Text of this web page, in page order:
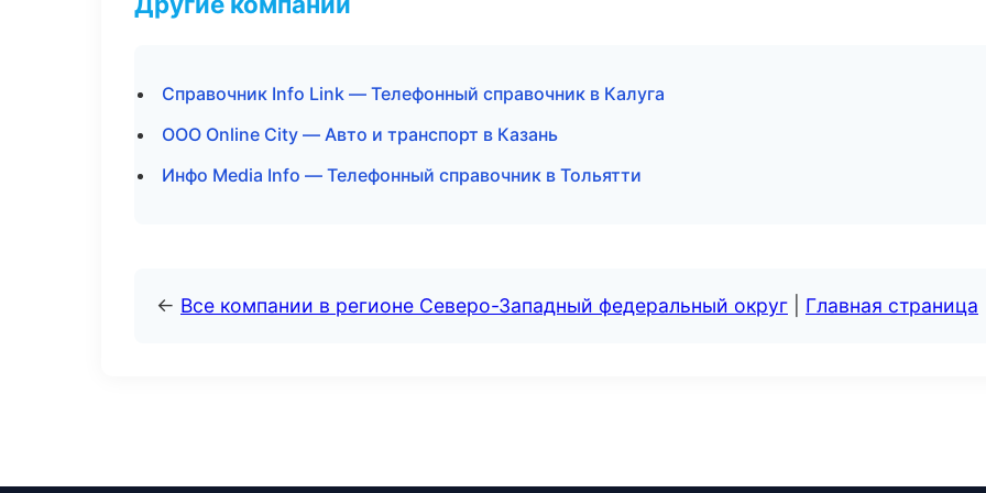
Справочник Info Link — Телефонный справочник в Калуга
ООО Online City — Авто и транспорт в Казань
Инфо Media Info — Телефонный справочник в Тольятти
← Все компании в регионе Северо-Западный федеральный округ Главная страница